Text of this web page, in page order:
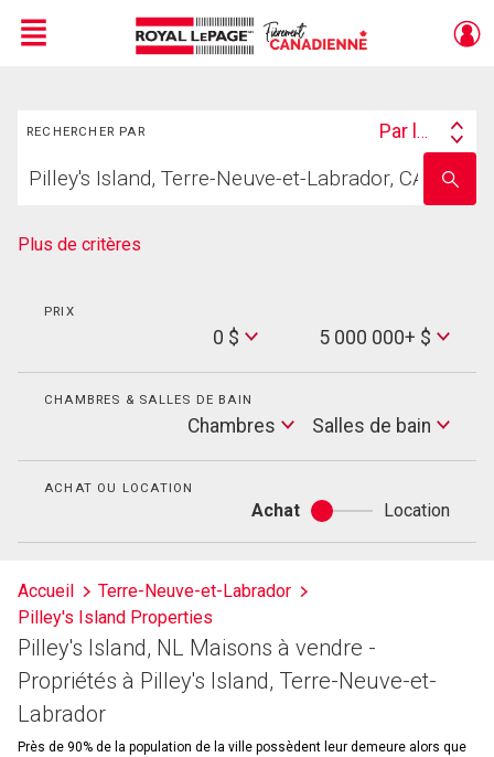
Menu
RECHERCHER PAR
Search
Par lieu
votre
nom
Plus de critères
PRIX
0 $
Max
Price
5 000 000+ $
CHAMBRES & SALLES DE BAIN
Chambres
Salles
de
Salles de bain
ACHAT OU LOCATION
Achat
Achat
ou
Location
Accueil
Terre-Neuve-et-Labrador
Pilley's Island Properties
Pilley's Island, NL Maisons à vendre -
Propriétés à Pilley's Island, Terre-Neuve-et-
Labrador
Près de 90% de la population de la ville possèdent leur demeure alors que